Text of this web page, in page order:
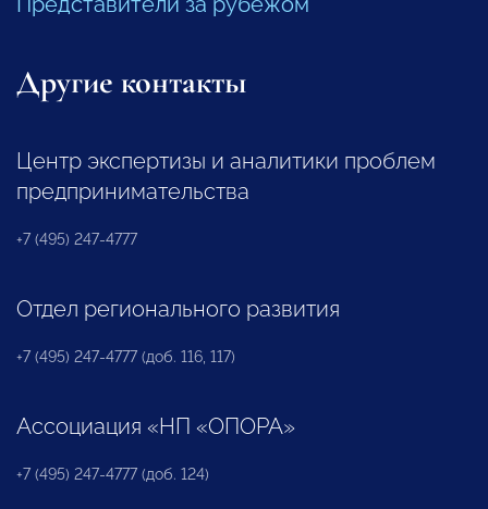
Другие контакты
Центр экспертизы и аналитики проблем
предпринимательства
+7 (495) 247-4777
Отдел регионального развития
+7 (495) 247-4777 (доб. 116, 117)
Ассоциация «НП «ОПОРА»
+7 (495) 247-4777 (доб. 124)